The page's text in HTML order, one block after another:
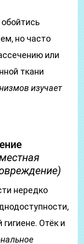
но часто
или
ткани
изучает
нередко
Отёк и